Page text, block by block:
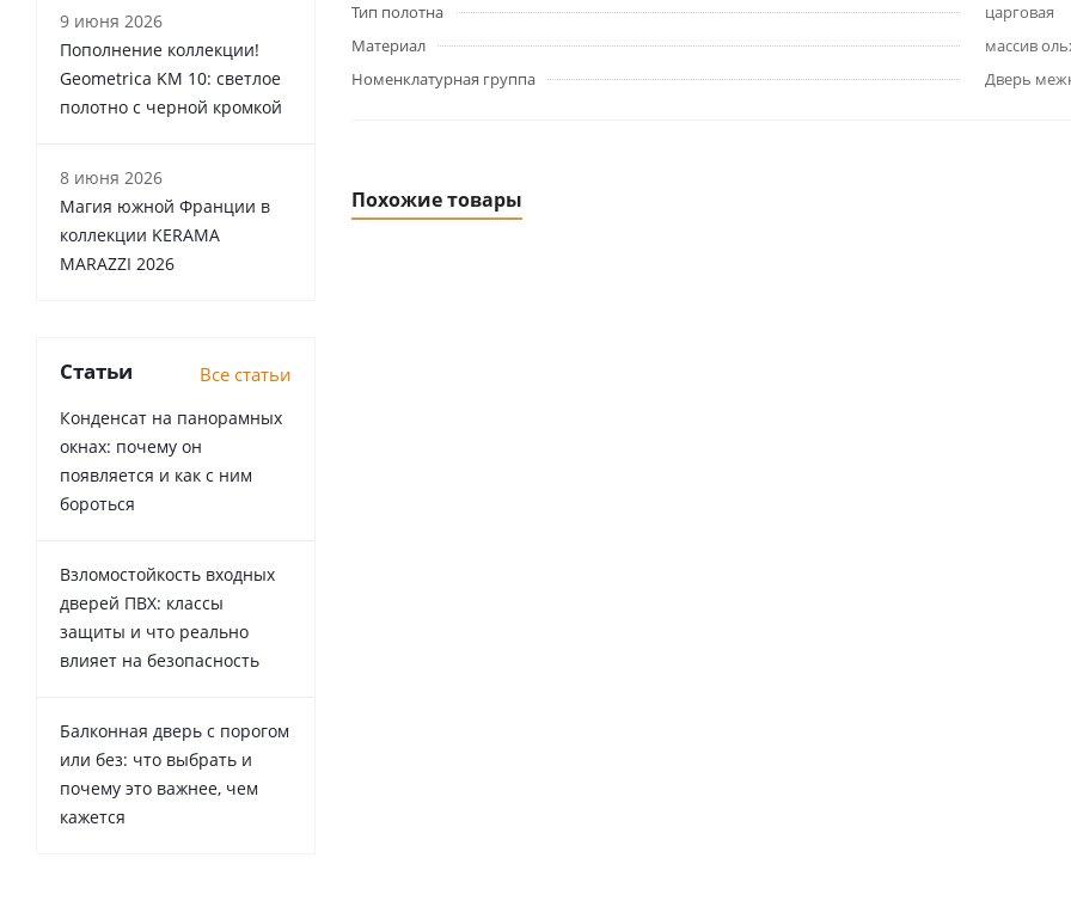
Тип полотна
царговая
Материал
массив
Номенклатурная группа
Дверь
Похожие товары
9 июня 2026
Пополнение коллекции!
Geometrica KM 10: светлое
полотно с черной кромкой
8 июня 2026
Магия южной Франции в
коллекции KERAMA
MARAZZI 2026
Статьи Все статьи
Конденсат на панорамных
окнах: почему он
появляется и как с ним
бороться
Взломостойкость входных
дверей ПВХ: классы
защиты и что реально
влияет на безопасность
Балконная дверь с порогом
или без: что выбрать и
почему это важнее, чем
кажется